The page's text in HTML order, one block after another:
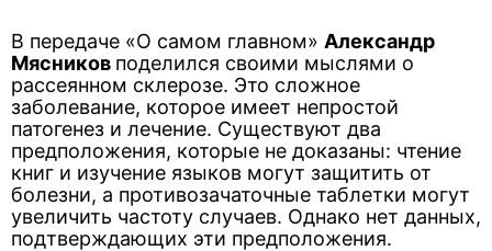
В передаче «О самом главном» Александр
Мясников поделился своими мыслями о
рассеянном склерозе. Это сложное
заболевание, которое имеет непростой
патогенез и лечение. Существуют два
предположения, которые не доказаны: чтение
книг и изучение языков могут защитить от
болезни, а противозачаточные таблетки могут
увеличить частоту случаев. Однако нет данных,
подтверждающих эти предположения.